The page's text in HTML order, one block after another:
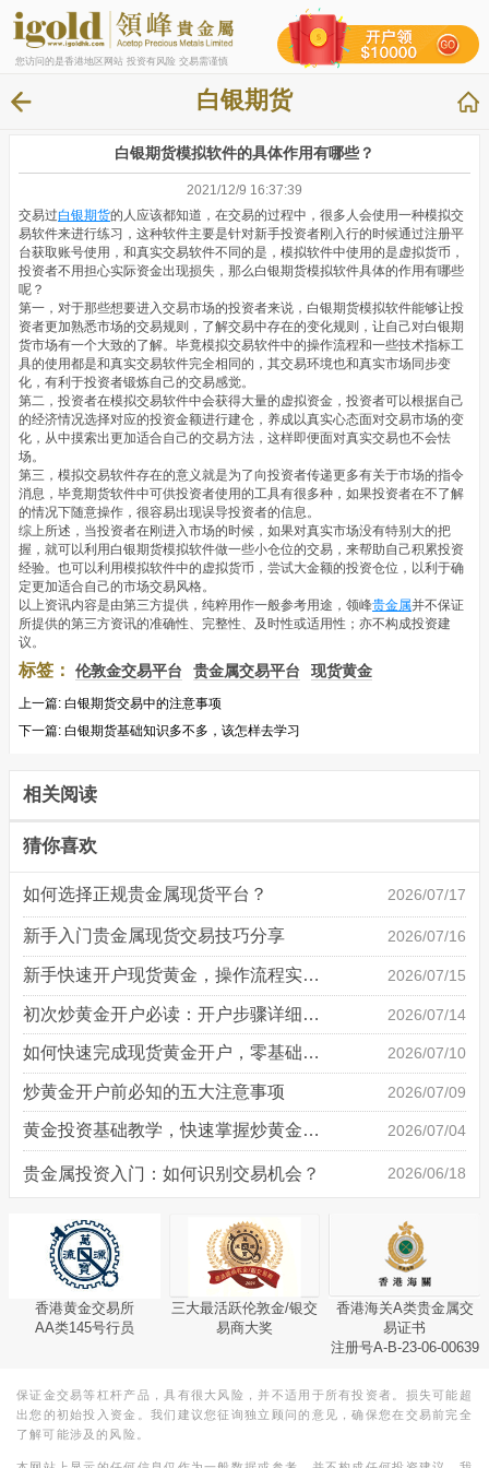
您访问的是香港地区网站 投资有风险 交易需谨慎
白银期货
白银期货模拟软件的具体作用有哪些？
2021/12/9 16:37:39
交易过白银期货的人应该都知道，在交易的过程中，很多人会使用一种模拟交
易软件来进行练习，这种软件主要是针对新手投资者刚入行的时候通过注册平
台获取账号使用，和真实交易软件不同的是，模拟软件中使用的是虚拟货币，
投资者不用担心实际资金出现损失，那么白银期货模拟软件具体的作用有哪些
呢？
第一，对于那些想要进入交易市场的投资者来说，白银期货模拟软件能够让投
资者更加熟悉市场的交易规则，了解交易中存在的变化规则，让自己对白银期
货市场有一个大致的了解。毕竟模拟交易软件中的操作流程和一些技术指标工
具的使用都是和真实交易软件完全相同的，其交易环境也和真实市场同步变
化，有利于投资者锻炼自己的交易感觉。
第二，投资者在模拟交易软件中会获得大量的虚拟资金，投资者可以根据自己
的经济情况选择对应的投资金额进行建仓，养成以真实心态面对交易市场的变
化，从中摸索出更加适合自己的交易方法，这样即便面对真实交易也不会怯
场。
第三，模拟交易软件存在的意义就是为了向投资者传递更多有关于市场的指令
消息，毕竟期货软件中可供投资者使用的工具有很多种，如果投资者在不了解
的情况下随意操作，很容易出现误导投资者的信息。
综上所述，当投资者在刚进入市场的时候，如果对真实市场没有特别大的把
握，就可以利用白银期货模拟软件做一些小仓位的交易，来帮助自己积累投资
经验。也可以利用模拟软件中的虚拟货币，尝试大金额的投资仓位，以利于确
定更加适合自己的市场交易风格。
以上资讯内容是由第三方提供，纯粹用作一般参考用途，领峰贵金属并不保证
所提供的第三方资讯的准确性、完整性、及时性或适用性；亦不构成投资建
议。
标签： 伦敦金交易平台 贵金属交易平台 现货黄金
上一篇: 白银期货交易中的注意事项
下一篇: 白银期货基础知识多不多，该怎样去学习
相关阅读
猜你喜欢
如何选择正规贵金属现货平台？ 2026/07/17
新手入门贵金属现货交易技巧分享 2026/07/16
新手快速开户现货黄金，操作流程实操详解 2026/07/15
初次炒黄金开户必读：开户步骤详细说明 2026/07/14
如何快速完成现货黄金开户，零基础也能轻松上手 2026/07/10
炒黄金开户前必知的五大注意事项 2026/07/09
黄金投资基础教学，快速掌握炒黄金技巧 2026/07/04
贵金属投资入门：如何识别交易机会？ 2026/06/18
香港黄金交易所
AA类145号行员
三大最活跃伦敦金/银交
易商大奖
香港海关A类贵金属交
易证书
注册号A-B-23-06-00639
保证金交易等杠杆产品，具有很大风险，并不适用于所有投资者。损失可能超
出您的初始投入资金。我们建议您征询独立顾问的意见，确保您在交易前完全
了解可能涉及的风险。